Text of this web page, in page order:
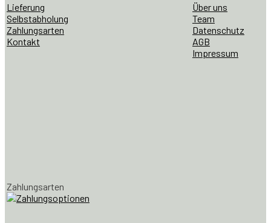
Lieferung
Selbstabholung
Zahlungsarten
Kontakt
Über uns
Team
Datenschutz
AGB
Impressum
Zahlungsarten